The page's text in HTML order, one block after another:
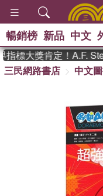
暢銷榜 新品 中文
大獎肯定！A.F.
三民網路書店
中文